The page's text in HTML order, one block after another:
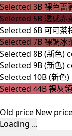
Selected 3B 裸色薔
Selected 5B 透感赤
Selected 6B 可可茶
Selected 7B 裸調冰
Selected 8B (新色)
Selected 9B (新色)
Selected 10B (新色
Selected 44B 裸灰
Old price New price
Loading ...